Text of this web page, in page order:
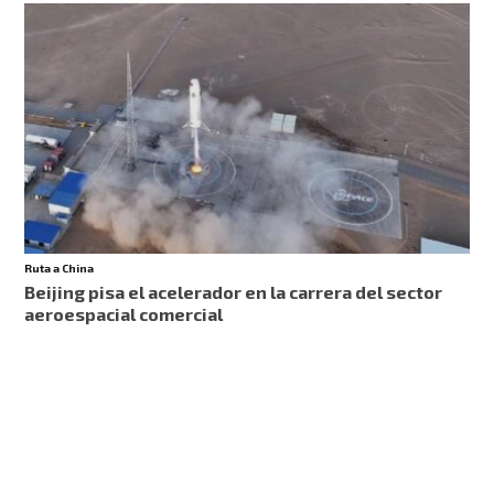
Ruta a China
Beijing pisa el acelerador en la carrera del sector
aeroespacial comercial